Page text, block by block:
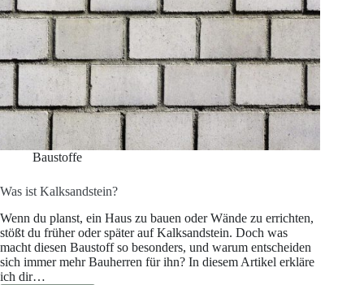
Baustoffe
Was ist Kalksandstein?
Wenn du planst, ein Haus zu bauen oder Wände zu errichten,
stößt du früher oder später auf Kalksandstein. Doch was
macht diesen Baustoff so besonders, und warum entscheiden
sich immer mehr Bauherren für ihn? In diesem Artikel erkläre
ich dir…